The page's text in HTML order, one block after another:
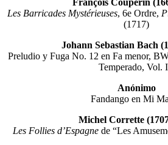
Les Barricades Mystérieuses, 6e Ordre,
(1717)
Johann Sebastian Bach
Preludio y Fuga No. 12 en Fa menor,
Temperado, Vol.
Anónimo
Fandango en Mi
Michel Corrette
Les Follies d’Espagnede “Les